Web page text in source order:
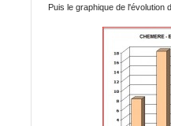
Puis le graphique de l'évolution